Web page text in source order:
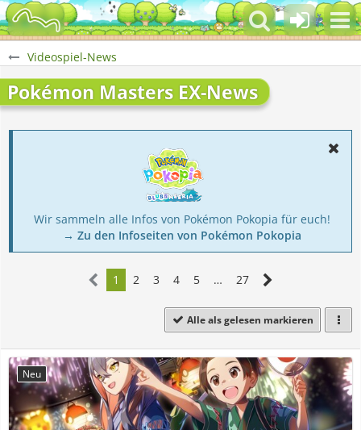
Videospiel-News
Pokémon Masters EX-News
Wir sammeln alle Infos von Pokémon Pokopia für euch!
→ Zu den Infoseiten von Pokémon Pokopia
1 2 3 4 5 … 27
Alle als gelesen markieren
Neu